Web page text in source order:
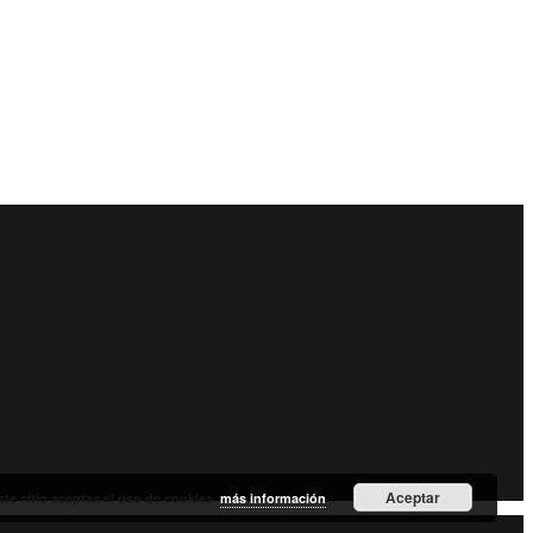
sitio aceptas el uso de cookies.más información Aceptar